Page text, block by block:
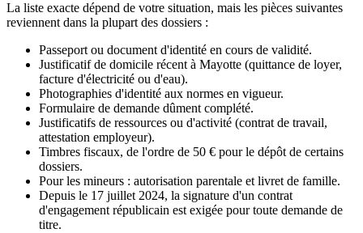
La liste exacte dépend de votre situation, mais les pièces suivantes
reviennent dans la plupart des dossiers :
Passeport ou document d'identité en cours de validité.
Justificatif de domicile récent à Mayotte (quittance de loyer,
facture d'électricité ou d'eau).
Photographies d'identité aux normes en vigueur.
Formulaire de demande dûment complété.
Justificatifs de ressources ou d'activité (contrat de travail,
attestation employeur).
Timbres fiscaux, de l'ordre de 50 € pour le dépôt de certains
dossiers.
Pour les mineurs : autorisation parentale et livret de famille.
Depuis le 17 juillet 2024, la signature d'un contrat
d'engagement républicain est exigée pour toute demande de
titre.